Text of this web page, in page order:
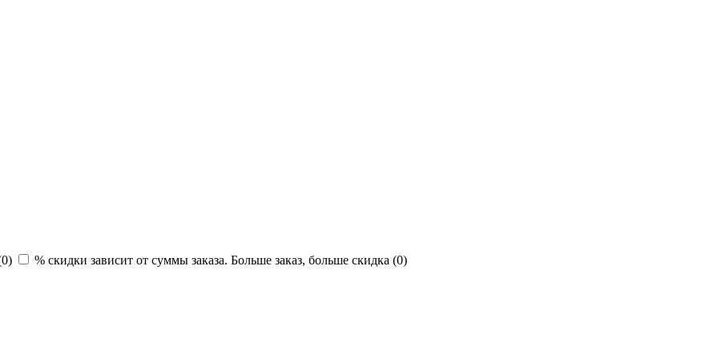
0) % скидки зависит от суммы заказа. Больше заказ, больше скидка (0)